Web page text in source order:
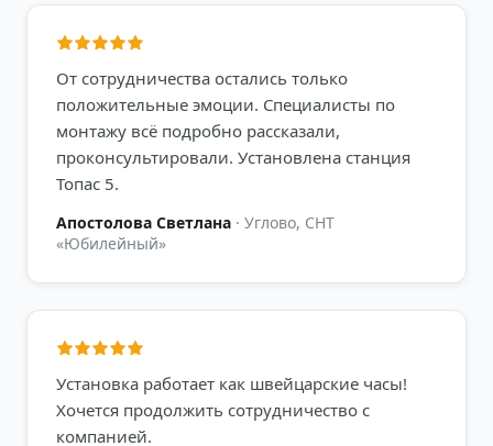
От сотрудничества остались только
положительные эмоции. Специалисты по
монтажу всё подробно рассказали,
проконсультировали. Установлена станция
Топас 5.
Апостолова Светлана · Углово, СНТ
«Юбилейный»
Установка работает как швейцарские часы!
Хочется продолжить сотрудничество с
компанией.